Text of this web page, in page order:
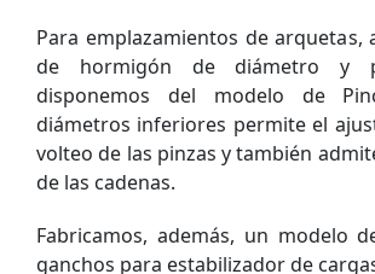
Para emplazamientos de arquetas,
de hormigón de diámetro y
disponemos del modelo de
diámetros inferiores permite el
volteo de las pinzas y también
de las cadenas.
Fabricamos, además, un modelo
ganchos para estabilizador de